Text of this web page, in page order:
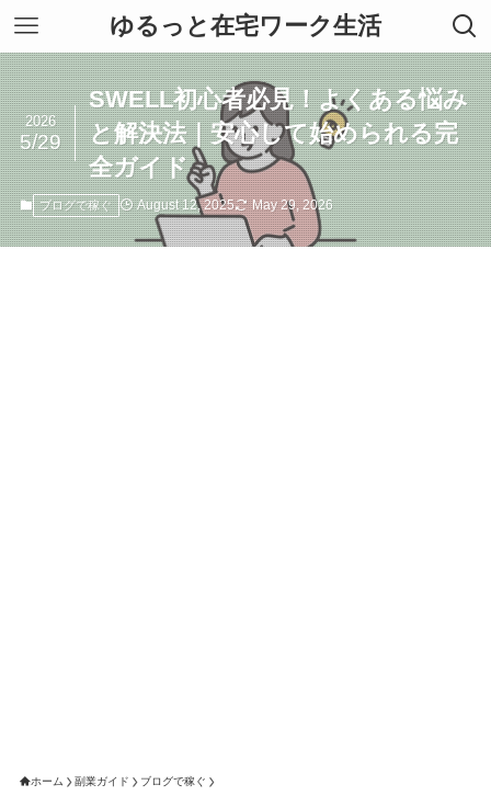
ゆるっと在宅ワーク生活
SWELL初心者必見！よくある悩み
と解決法｜安心して始められる完
全ガイド
2026
5/29
ブログで稼ぐ August 12, 2025 May 29, 2026
ホーム 副業ガイド ブログで稼ぐ